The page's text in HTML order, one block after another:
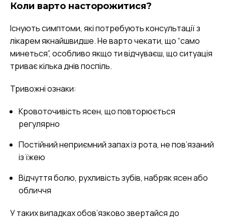
Коли варто насторожитися?
Існують симптоми, які потребують консультації з
лікарем якнайшвидше. Не варто чекати, що “само
минеться”, особливо якщо ти відчуваєш, що ситуація
триває кілька днів поспіль.
Тривожні ознаки:
Кровоточивість ясен, що повторюється
регулярно
Постійний неприємний запах із рота, не пов’язаний
із їжею
Відчуття болю, рухливість зубів, набряк ясен або
обличчя
У таких випадках обов’язково звертайся до